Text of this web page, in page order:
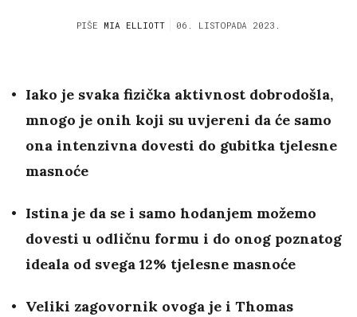
PIŠE MIA ELLIOTT 06. LISTOPADA 2023.
Iako je svaka fizička aktivnost dobrodošla,
mnogo je onih koji su uvjereni da će samo
ona intenzivna dovesti do gubitka tjelesne
masnoće
Istina je da se i samo hodanjem možemo
dovesti u odličnu formu i do onog poznatog
ideala od svega 12% tjelesne masnoće
Veliki zagovornik ovoga je i Thomas